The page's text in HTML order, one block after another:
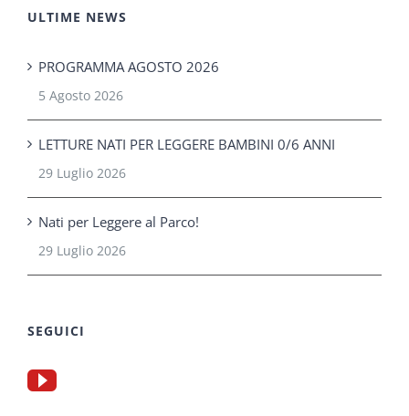
ULTIME NEWS
PROGRAMMA AGOSTO 2026
5 Agosto 2026
LETTURE NATI PER LEGGERE BAMBINI 0/6 ANNI
29 Luglio 2026
Nati per Leggere al Parco!
29 Luglio 2026
SEGUICI